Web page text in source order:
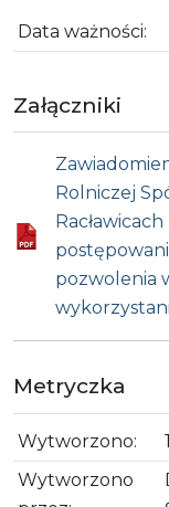
Data ważności:
Załączniki
Rolniczej
pozwolenia
Metryczka
Wytworzono:
Wytworzono